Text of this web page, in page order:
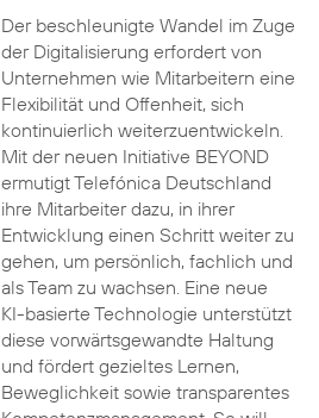
Der beschleunigte Wandel im Zuge
der Digitalisierung erfordert von
Unternehmen wie Mitarbeitern eine
Flexibilität und Offenheit, sich
kontinuierlich weiterzuentwickeln.
Mit der neuen Initiative BEYOND
ermutigt Telefónica Deutschland
ihre Mitarbeiter dazu, in ihrer
Entwicklung einen Schritt weiter zu
gehen, um persönlich, fachlich und
als Team zu wachsen. Eine neue
KI-basierte Technologie unterstützt
diese vorwärtsgewandte Haltung
und fördert gezieltes Lernen,
Beweglichkeit sowie transparentes